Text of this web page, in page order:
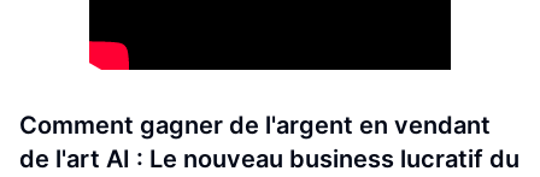
Comment gagner de l'argent en vendant
de l'art AI : Le nouveau business lucratif du